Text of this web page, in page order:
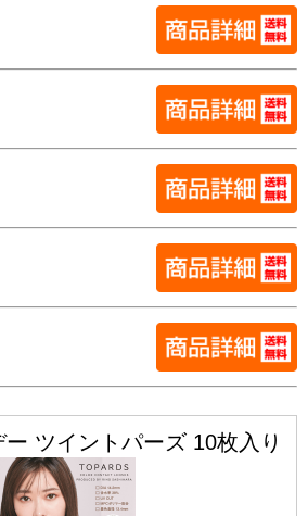
ー ツイントパーズ 10枚入り